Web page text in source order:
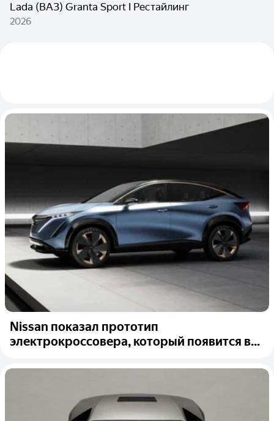
Lada (ВАЗ) Granta Sport I Рестайлинг
2026
Nissan показал прототип
электрокроссовера, который появится в...